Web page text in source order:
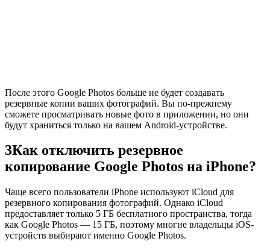
После этого Google Photos больше не будет создавать
резервные копии ваших фотографий. Вы по-прежнему
сможете просматривать новые фото в приложении, но они
будут храниться только на вашем Android-устройстве.
3Как отключить резервное
копирование Google Photos на iPhone?
Чаще всего пользователи iPhone используют iCloud для
резервного копирования фотографий. Однако iCloud
предоставляет только 5 ГБ бесплатного пространства, тогда
как Google Photos — 15 ГБ, поэтому многие владельцы iOS-
устройств выбирают именно Google Photos.